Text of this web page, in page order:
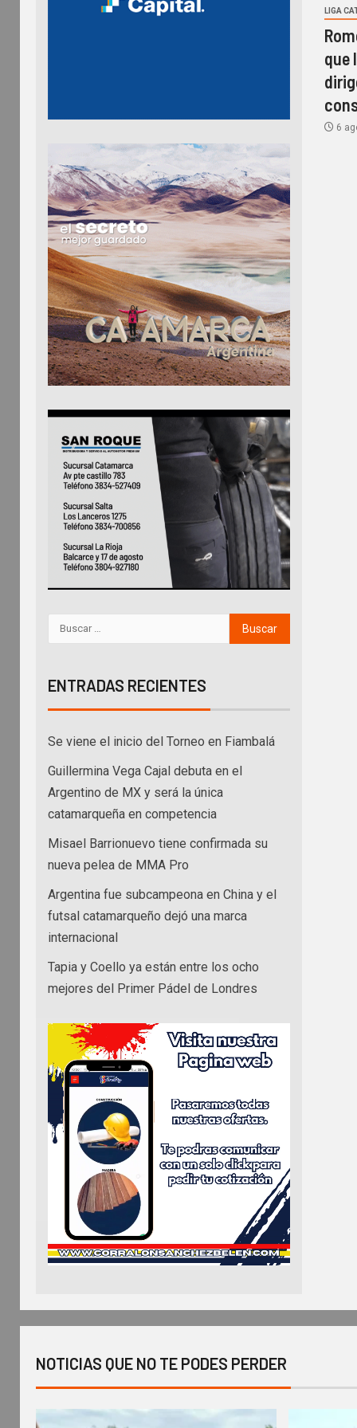
LIGA
que
6
ENTRADAS RECIENTES
Se viene el inicio del Torneo en Fiambalá
Guillermina Vega Cajal debuta en el
Argentino de MX y será la única
catamarqueña en competencia
Misael Barrionuevo tiene confirmada su
nueva pelea de MMA Pro
Argentina fue subcampeona en China y el
futsal catamarqueño dejó una marca
internacional
Tapia y Coello ya están entre los ocho
mejores del Primer Pádel de Londres
NOTICIAS QUE NO TE PODES PERDER